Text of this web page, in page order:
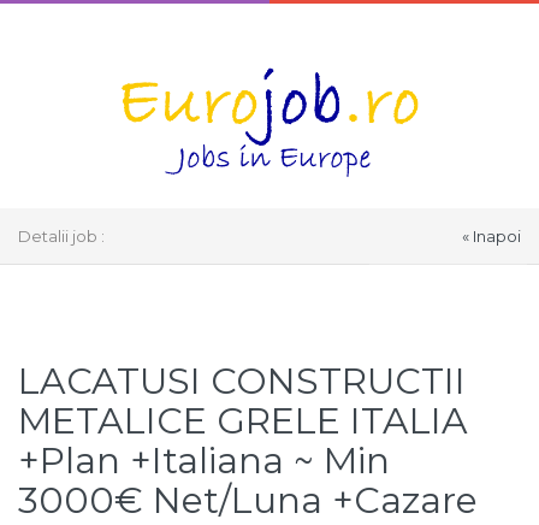
Detalii job : « Inapoi
LACATUSI CONSTRUCTII
METALICE GRELE ITALIA
+Plan +Italiana ~ Min
3000€ Net/Luna +Cazare